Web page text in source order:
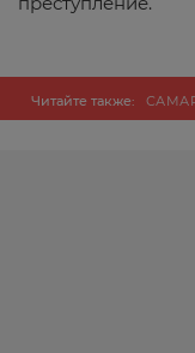
Читайте также: